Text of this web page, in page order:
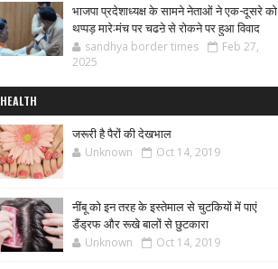
भाजपा प्रदेशाध्यक्ष के सामने नेताओं ने एक-दूसरे को
थप्पड़ मारे:मंच पर चढऩे से रोकने पर हुआ विवाद
sandhya border times
Feb 27,
2025
HEALTH
जरूरी है पैरों की देखभाल
Unknown Oct 14, 2019
नींबू को इन तरह के इस्तेमाल से चुटकियों में पाएं
डैंड्रफ और रूखे बालों से छुटकारा
Unknown Oct 14, 2019